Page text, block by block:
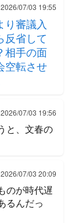
2026/07/03 19:55
り審議入
反省して
相手の面
空転させ
2026/07/03 19:56
と、文春の
2026/07/03 20:09
のが時代遅
るんだっ